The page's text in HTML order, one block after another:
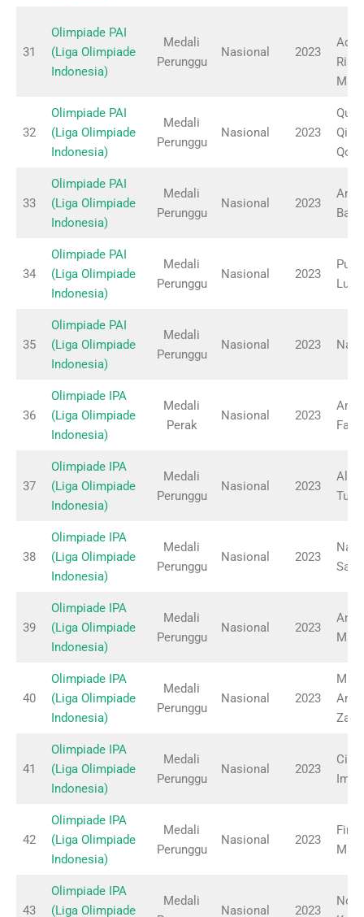
31
Olimpiade PAI
(Liga Olimpiade
Indonesia)
Medali
Perunggu
Nasional 2023
32
Olimpiade PAI
(Liga Olimpiade
Indonesia)
Medali
Perunggu
Nasional 2023
33
Olimpiade PAI
(Liga Olimpiade
Indonesia)
Medali
Perunggu
Nasional 2023
34
Olimpiade PAI
(Liga Olimpiade
Indonesia)
Medali
Perunggu
Nasional 2023
35
Olimpiade PAI
(Liga Olimpiade
Indonesia)
Medali
Perunggu
Nasional 2023
36
Olimpiade IPA
(Liga Olimpiade
Indonesia)
Medali
Perak
Nasional 2023
37
Olimpiade IPA
(Liga Olimpiade
Indonesia)
Medali
Perunggu
Nasional 2023
38
Olimpiade IPA
(Liga Olimpiade
Indonesia)
Medali
Perunggu
Nasional 2023
39
Olimpiade IPA
(Liga Olimpiade
Indonesia)
Medali
Perunggu
Nasional 2023
40
Olimpiade IPA
(Liga Olimpiade
Indonesia)
Medali
Perunggu
Nasional 2023
41
Olimpiade IPA
(Liga Olimpiade
Indonesia)
Medali
Perunggu
Nasional 2023
42
Olimpiade IPA
(Liga Olimpiade
Indonesia)
Medali
Perunggu
Nasional 2023
43
Olimpiade IPA
(Liga Olimpiade
Medali
Nasional 2023